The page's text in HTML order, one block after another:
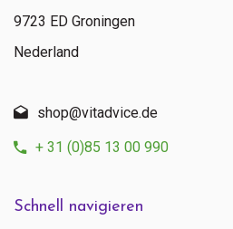
Schnell navigieren
9723 ED Groningen
Nederland
shop@vitadvice.de
+ 31 (0)85 13 00 990